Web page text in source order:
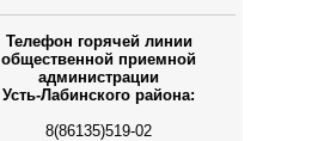
Телефон горячей линии
общественной приемной
администрации
Усть-Лабинского района:
8(86135)519-02